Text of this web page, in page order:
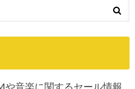
や音楽に関するセール情報
しているサイトです。お
についてはこちらをご覧く